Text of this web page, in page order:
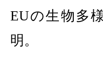
EUの生物多
明。